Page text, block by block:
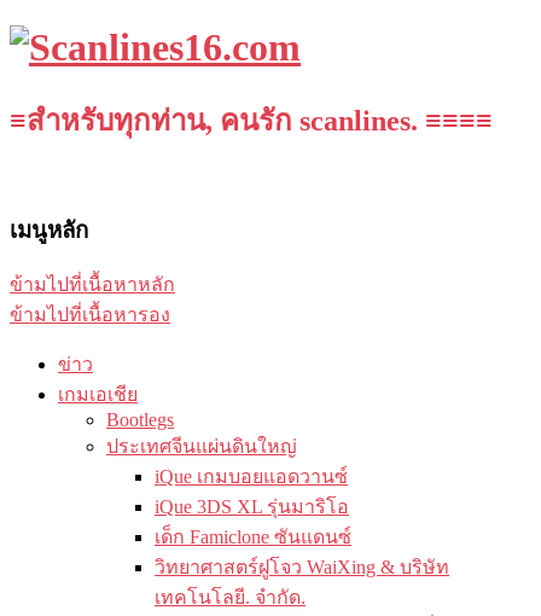
≡สำหรับทุกท่าน, คนรัก scanlines. ≡≡≡≡
เมนูหลัก
ข้ามไปที่เนื้อหาหลัก
ข้ามไปที่เนื้อหารอง
ข่าว
เกมเอเชีย
Bootlegs
ประเทศจีนแผ่นดินใหญ่
iQue เกมบอยแอดวานซ์
iQue 3DS XL รุ่นมาริโอ
เด็ก Famiclone ซันแดนซ์
วิทยาศาสตร์ฝูโจว WaiXing & บริษัท
เทคโนโลยี. จำกัด.